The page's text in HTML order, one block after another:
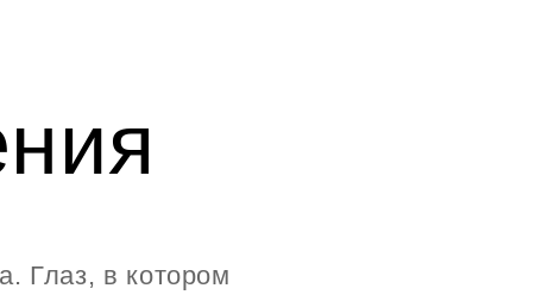
Глаз, в котором